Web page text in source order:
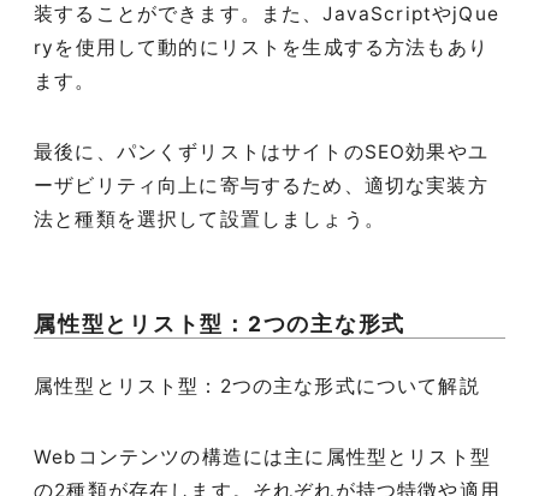
装することができます。また、JavaScriptやjQue
ryを使用して動的にリストを生成する方法もあり
ます。
最後に、パンくずリストはサイトのSEO効果やユ
ーザビリティ向上に寄与するため、適切な実装方
法と種類を選択して設置しましょう。
属性型とリスト型：2つの主な形式
属性型とリスト型：2つの主な形式について解説
Webコンテンツの構造には主に属性型とリスト型
の2種類が存在します。それぞれが持つ特徴や適用